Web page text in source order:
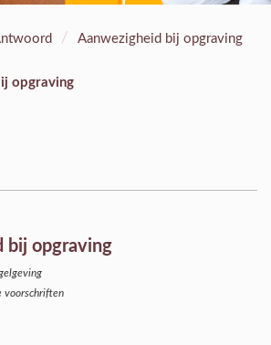
/ Aanwezigheid bij opgraving
opgraving
bij opgraving
voorschriften